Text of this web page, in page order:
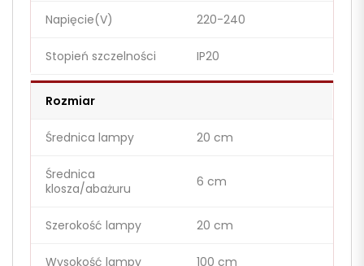
Napięcie(V) 220-240
Stopień szczelności IP20
Rozmiar
Średnica lampy 20 cm
Średnica
klosza/abażuru
6 cm
Szerokość lampy 20 cm
Wysokość lampy 100 cm